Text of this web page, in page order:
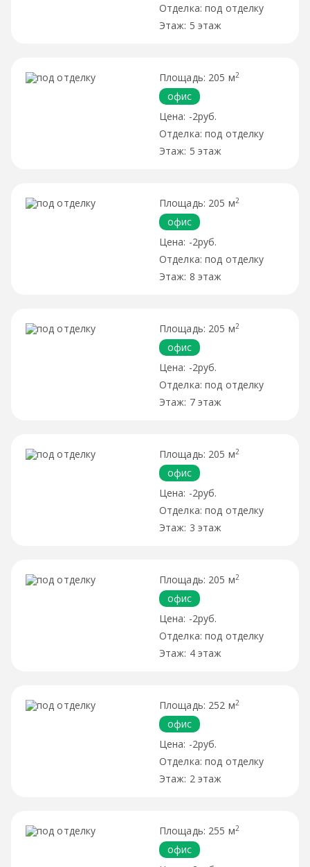
под отделку
5 этаж
205 м2
офис
-2руб.
под отделку
5 этаж
205 м2
офис
-2руб.
под отделку
8 этаж
205 м2
офис
-2руб.
под отделку
7 этаж
205 м2
офис
-2руб.
под отделку
3 этаж
205 м2
офис
-2руб.
под отделку
4 этаж
252 м2
офис
-2руб.
под отделку
2 этаж
255 м2
офис